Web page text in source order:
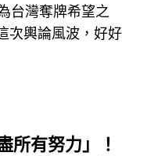
台灣奪牌希望之
次輿論風波，好好
所有努力」！